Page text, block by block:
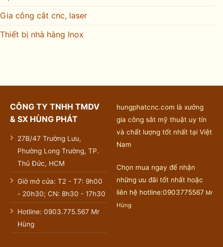
Gia công cắt cnc, laser
Thiết bị nhà hàng Inox
CÔNG TY TNHH TMDV
& SX HÙNG PHÁT
27B/47 Trường Lưu,
Phường Long Trường, TP.
Thủ Đức, HCM
Giờ mở cửa: T2 - T7: 9h00
- 20h30; CN: 8h30 - 17h30
Hotline: 0903.775.567 Mr
Hùng
hungphatcnc.com là xưởng
gia công sắt mỹ thuật uy tín
và chất lượng tốt nhất tại Việt
Nam
Chọn mua ngay để nhận
những ưu đãi tốt nhất hoặc
liên hệ hotline:0903775567 Mr
Hùng